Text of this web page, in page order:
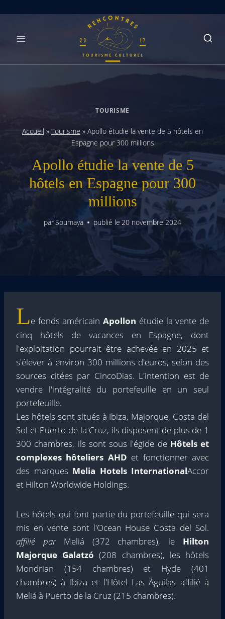
TOURISME
Accueil » Tourisme » Apollo étudie la vente de 5 hôtels en
Espagne pour 300 millions
Apollo étudie la vente de 5
hôtels en Espagne pour 300
millions
parSoumaya publié le 20 novembre 2024
Le fonds américainApollon étudie la vente de
cinq hôtels de vacances en Espagne, dont
l'exploitation pourrait être achevée en 2025 et
s'élever à environ 300 millions d'euros, selon des
sources citées par CincoDias. L'intention est de
vendre l'intégralité du portefeuille en un seul
portefeuille.
Les hôtels sont situés à Ibiza, Majorque, Costa del
Sol et Puerto de la Cruz, ils disposent de plus de 1
300 chambres, ils sont sous l'égide de Hôtels et
complexes hôteliers AHD et fonctionner avec
des marques Melia Hotels InternationalAccor
et Hilton Worldwide Holdings.
Les hôtels qui font partie du portefeuille qui sera
mis en vente sont l'Ocean House Costa del Sol.
affilié par Meliá (372 chambres), le Hilton
Majorque Galatzó (208 chambres), les hôtels
Mondrian (154 chambres) et Hyde (401
chambres) à Ibiza et l'Hôtel Las Águilas affilié à
Meliá à Puerto de la Cruz (215 chambres).